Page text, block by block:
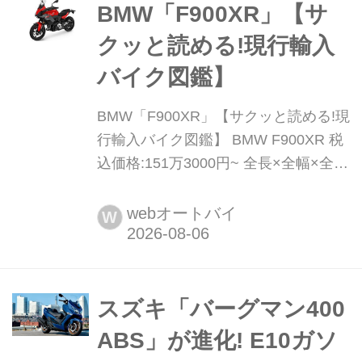
デルを発表した。同じく北米でも
「Ninja ZX-6R」を発表している。日
本でも一部は2027年モデルを発表済
み...
BMW「F900XR」【サ
クッと読める!現行輸入
バイク図鑑】
BMW「F900XR」【サクッと読める!現
行輸入バイク図鑑】 BMW F900XR 税
込価格:151万3000円~ 全長×全幅×全
ス:1535mm シート高:820〈775〉mm
車両重量:228kg ※〈〉はロー仕様 高
ス・...
W webオートバイ
スズキ「バーグマン400
ABS」が進化! E10ガソ